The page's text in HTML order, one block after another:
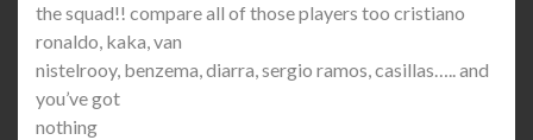
the squad!! compare all of those players too cristiano
ronaldo, kaka, van
nistelrooy, benzema, diarra, sergio ramos, casillas….. and
you’ve got
nothing